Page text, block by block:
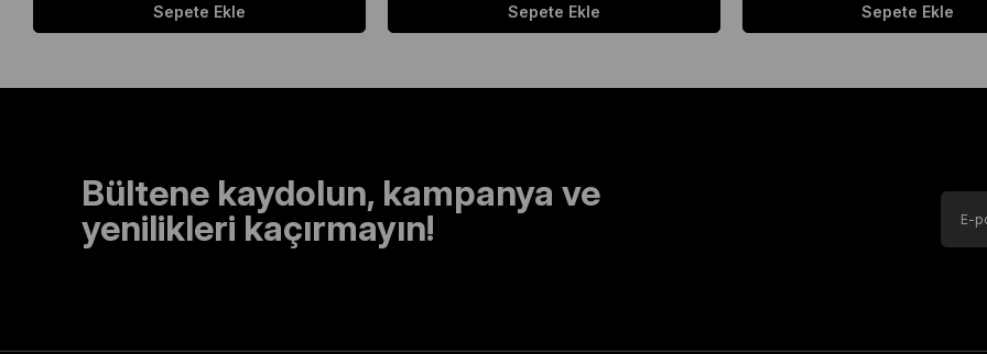
Sepete Ekle Sepete Ekle Sepete Ekle
Bültene kaydolun, kampanya ve
yenilikleri kaçırmayın!